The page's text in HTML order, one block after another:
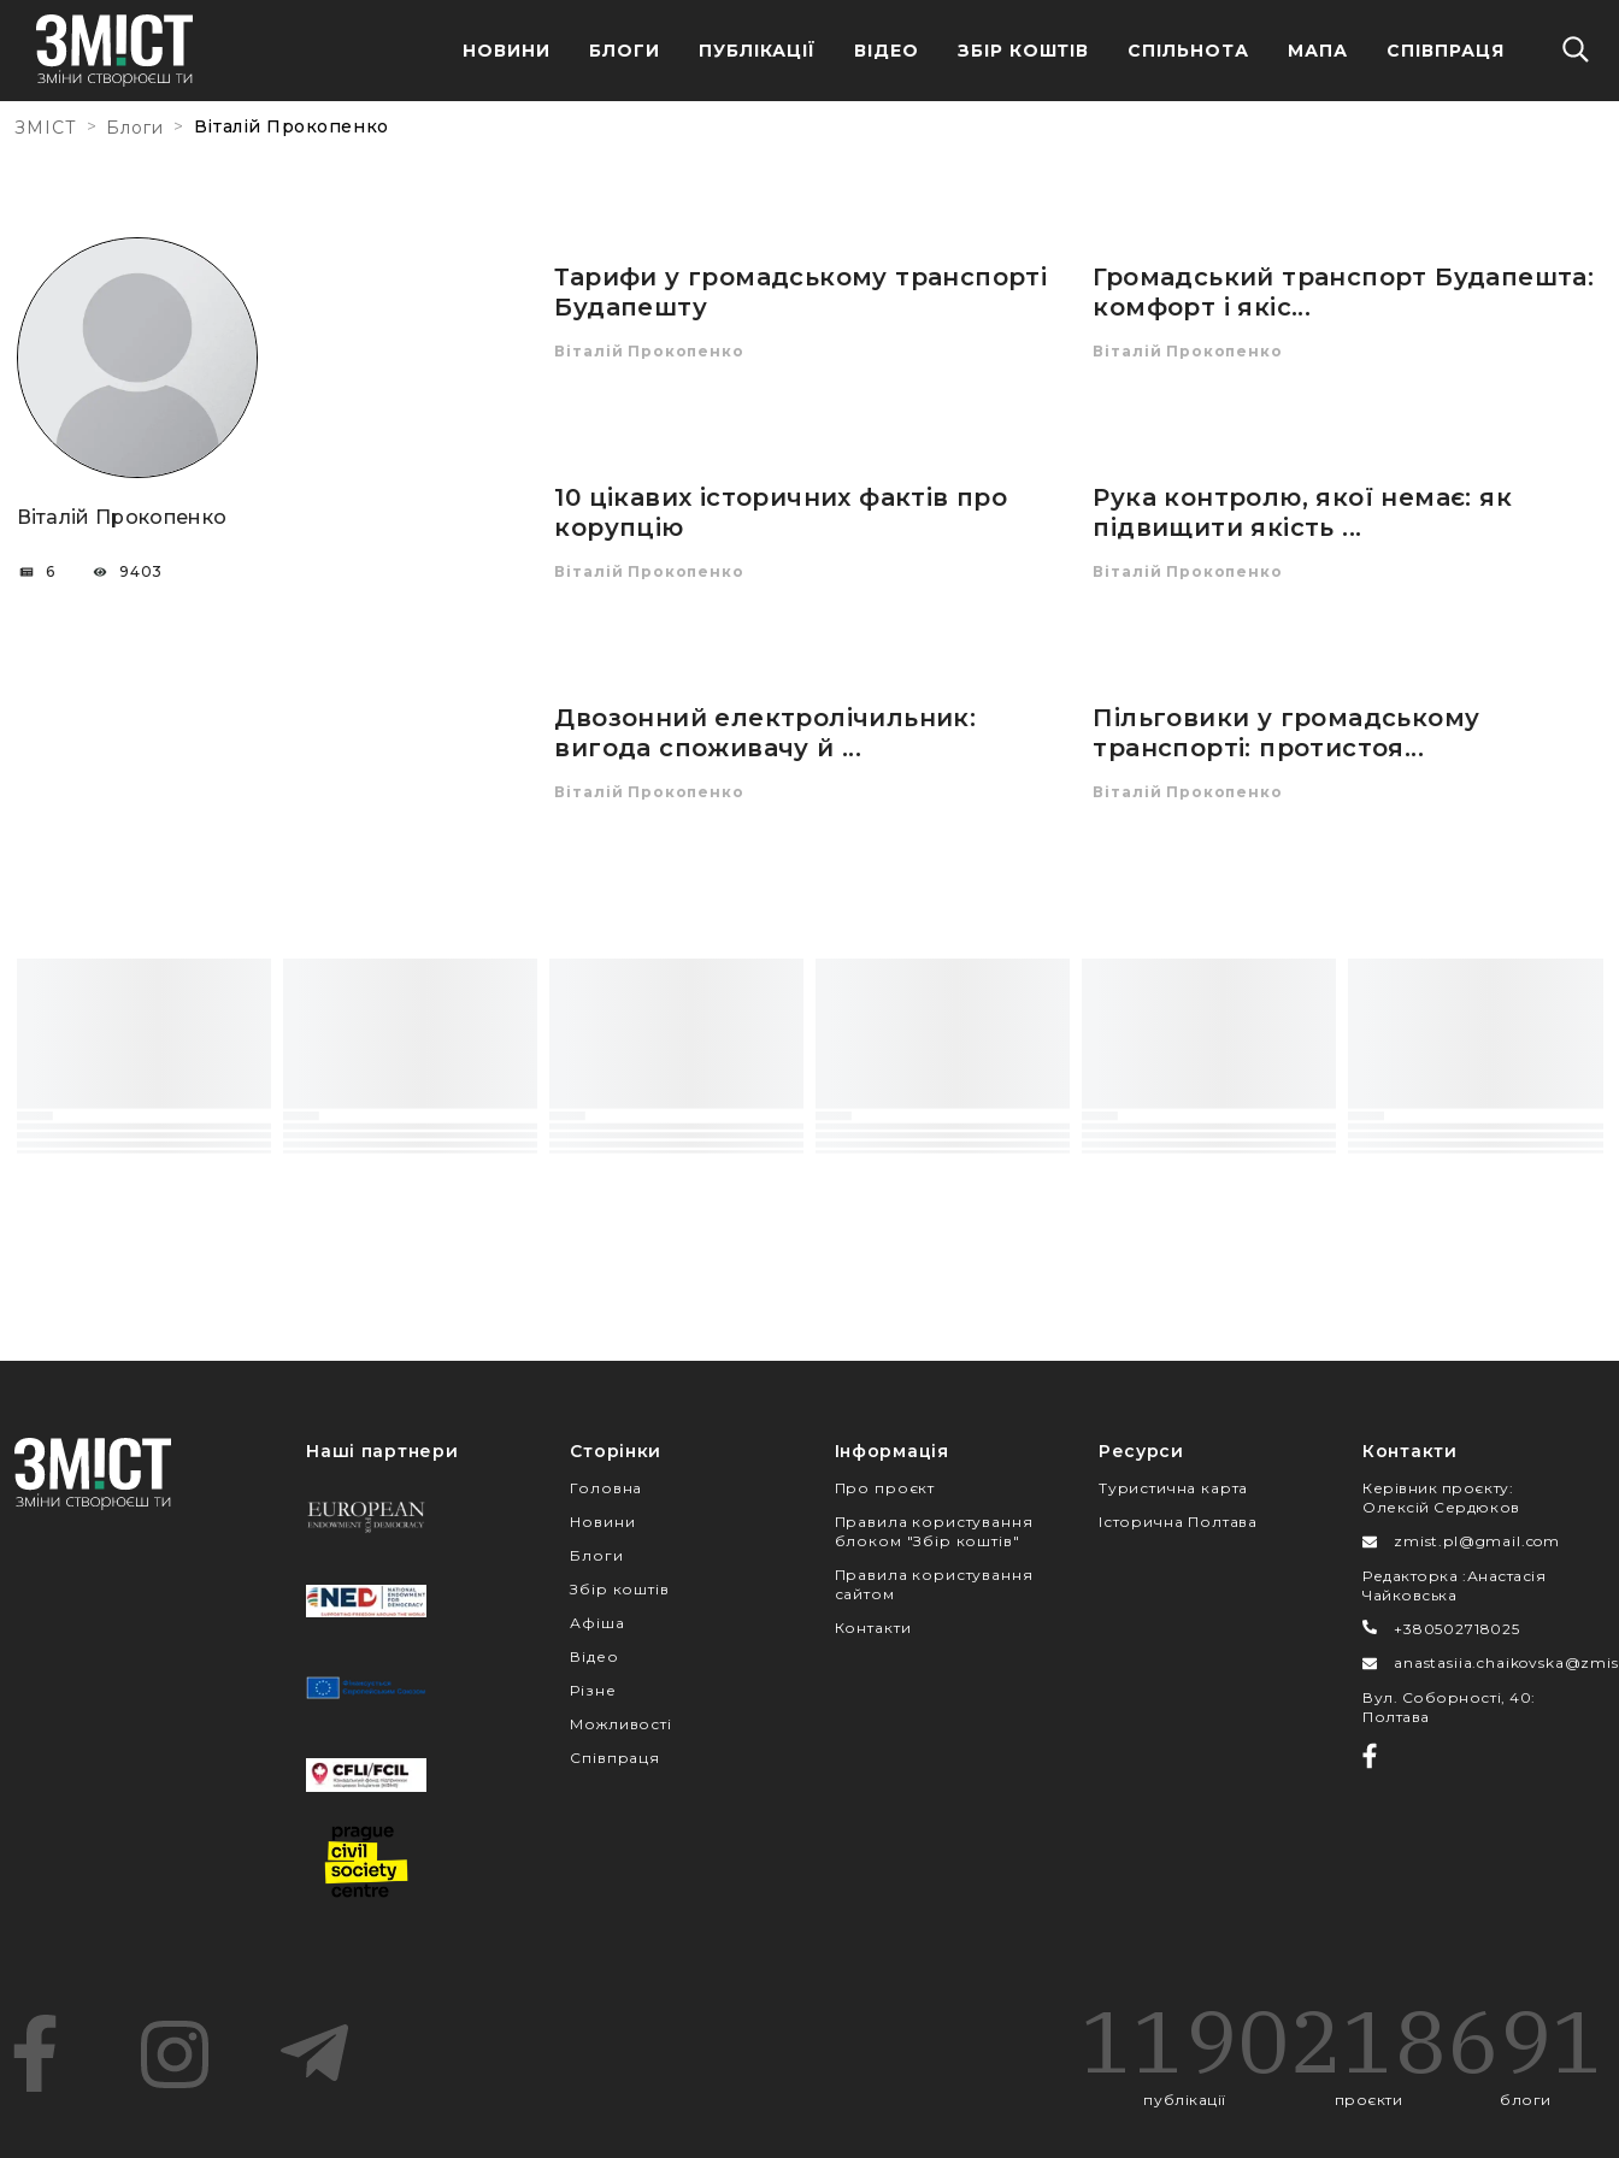
НОВИНИ БЛОГИ ПУБЛІКАЦІЇ ВІДЕО ЗБІР КОШТІВ СПІЛЬНОТА МАПА СПІВПРАЦЯ
ЗМІСТ > Блоги > Віталій Прокопенко
Віталій Прокопенко
6 9403
Тарифи у громадському транспорті
Будапешту
Віталій Прокопенко
Громадський транспорт Будапешта:
комфорт і якіс...
Віталій Прокопенко
10 цікавих історичних фактів про
корупцію
Віталій Прокопенко
Рука контролю, якої немає: як
підвищити якість ...
Віталій Прокопенко
Двозонний електролічильник:
вигода споживачу й ...
Віталій Прокопенко
Пільговики у громадському
транспорті: протистоя...
Віталій Прокопенко
Наші партнери Сторінки
Головна
Новини
Блоги
Збір коштів
Афіша
Відео
Різне
Можливості
Співпраця
Інформація
Про проєкт
Правила користування
блоком "Збір коштів"
Правила користування
сайтом
Контакти
Ресурси
Туристична карта
Історична Полтава
Контакти
Керівник проєкту:
Олексій Сердюков
zmist.pl@gmail.com
Редакторка :Анастасія
Чайковська
+380502718025
Вул. Соборності, 40:
Полтава
1190
публікації
218
проєкти
691
блоги